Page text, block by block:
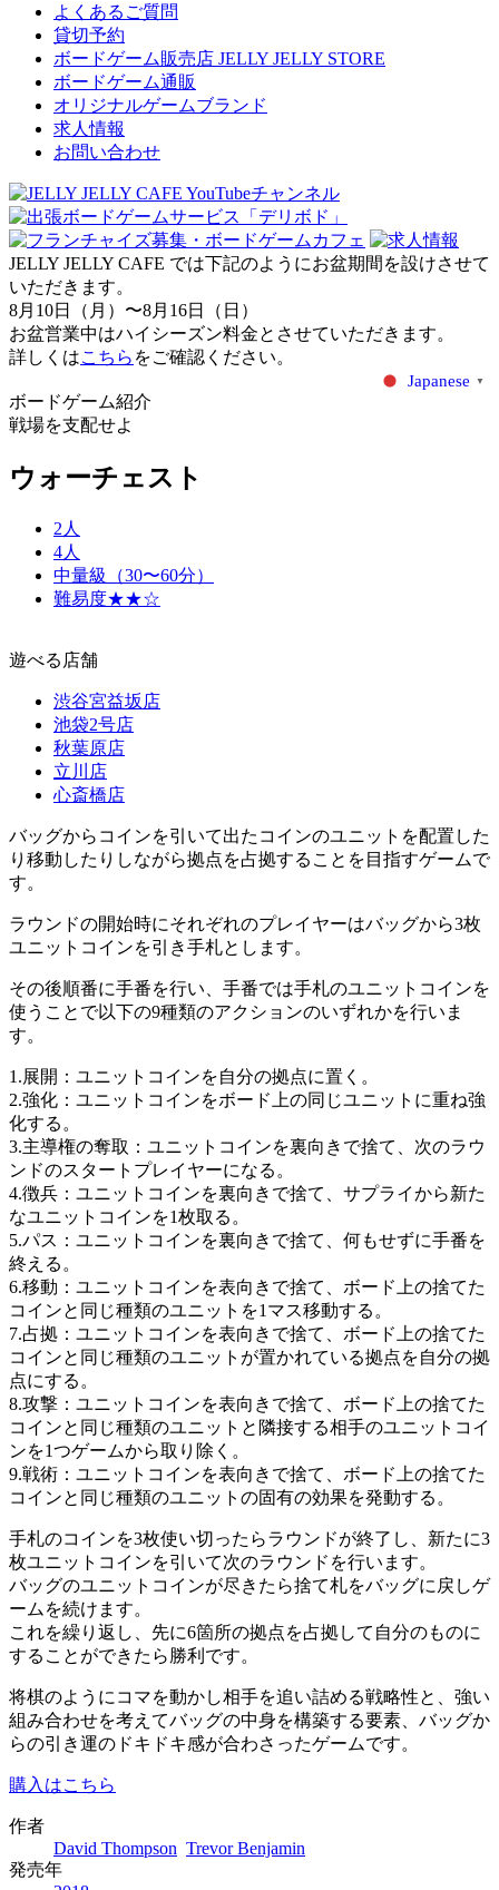
よくあるご質問
貸切予約
ボードゲーム販売店 JELLY JELLY STORE
ボードゲーム通販
オリジナルゲームブランド
求人情報
お問い合わせ
JELLY JELLY CAFE では下記のようにお盆期間を設けさせて
いただきます。
8月10日（月）〜8月16日（日）
お盆営業中はハイシーズン料金とさせていただきます。
詳しくはこちら をご確認ください。
Japanese ▼
ボードゲーム紹介
戦場を支配せよ
ウォーチェスト
2人
4人
中量級（30〜60分）
難易度★★☆
遊べる店舗
渋谷宮益坂店
池袋2号店
秋葉原店
立川店
心斎橋店
バッグからコインを引いて出たコインのユニットを配置した
り移動したりしながら拠点を占拠することを目指すゲームで
す。
ラウンドの開始時にそれぞれのプレイヤーはバッグから3枚
ユニットコインを引き手札とします。
その後順番に手番を行い、手番では手札のユニットコインを
使うことで以下の9種類のアクションのいずれかを行いま
す。
1.展開：ユニットコインを自分の拠点に置く。
2.強化：ユニットコインをボード上の同じユニットに重ね強
化する。
3.主導権の奪取：ユニットコインを裏向きで捨て、次のラウ
ンドのスタートプレイヤーになる。
4.徴兵：ユニットコインを裏向きで捨て、サプライから新た
なユニットコインを1枚取る。
5.パス：ユニットコインを裏向きで捨て、何もせずに手番を
終える。
6.移動：ユニットコインを表向きで捨て、ボード上の捨てた
コインと同じ種類のユニットを1マス移動する。
7.占拠：ユニットコインを表向きで捨て、ボード上の捨てた
コインと同じ種類のユニットが置かれている拠点を自分の拠
点にする。
8.攻撃：ユニットコインを表向きで捨て、ボード上の捨てた
コインと同じ種類のユニットと隣接する相手のユニットコイ
ンを1つゲームから取り除く。
9.戦術：ユニットコインを表向きで捨て、ボード上の捨てた
コインと同じ種類のユニットの固有の効果を発動する。
手札のコインを3枚使い切ったらラウンドが終了し、新たに3
枚ユニットコインを引いて次のラウンドを行います。
バッグのユニットコインが尽きたら捨て札をバッグに戻しゲ
ームを続けます。
これを繰り返し、先に6箇所の拠点を占拠して自分のものに
することができたら勝利です。
将棋のようにコマを動かし相手を追い詰める戦略性と、強い
組み合わせを考えてバッグの中身を構築する要素、バッグか
らの引き運のドキドキ感が合わさったゲームです。
購入はこちら
作者
David Thompson Trevor Benjamin
発売年